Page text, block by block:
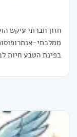
חזון חברתי עיקש
ממלכתי-
בפינת הטבע חיות